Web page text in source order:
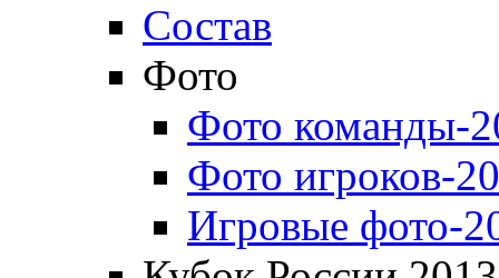
Состав
Фото
Фото команды-
Фото игроков-
Игровые фото-